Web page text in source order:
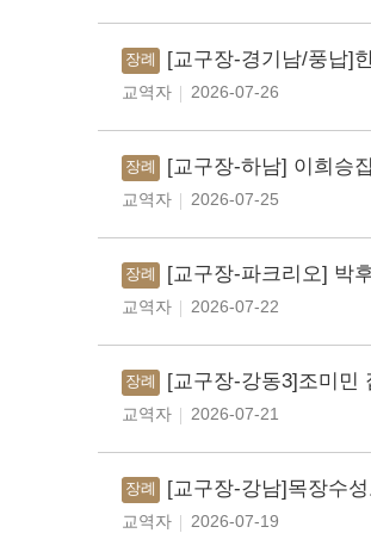
장례 [교구장-경기남/풍납]
교역자 2026-07-26
장례 [교구장-하남] 이희승
교역자 2026-07-25
장례 [교구장-파크리오] 박
교역자 2026-07-22
장례 [교구장-강동3]조미민
교역자 2026-07-21
장례 [교구장-강남]목장수
교역자 2026-07-19